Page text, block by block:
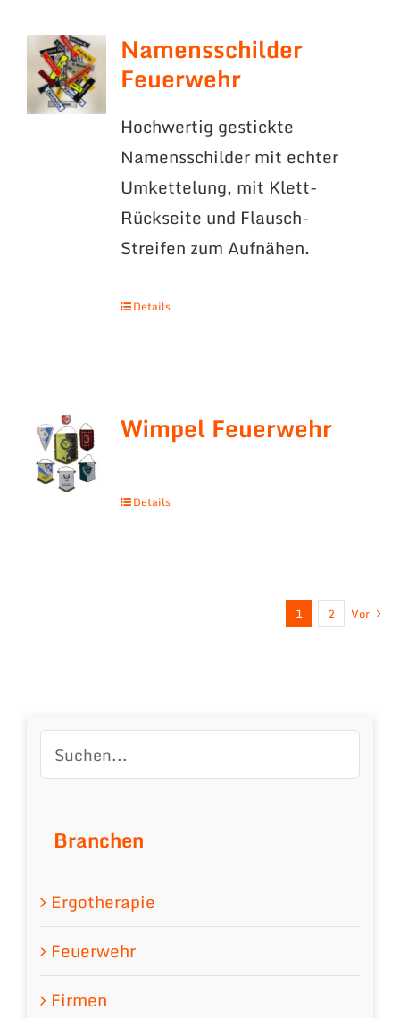
Namensschilder
Feuerwehr
Hochwertig gestickte
Namensschilder mit echter
Umkettelung, mit Klett-
Rückseite und Flausch-
Streifen zum Aufnähen.
Details
Wimpel Feuerwehr
Details
1 2 Vor
Branchen
Ergotherapie
Feuerwehr
Firmen